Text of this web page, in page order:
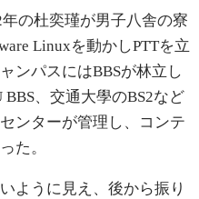
の杜奕瑾が男子八舎の寮
Linuxを動かしPTTを立
ンパスにはBBSが林立し
、交通大學のBS2など
ンターが管理し、コンテ
た。
ように見え、後から振り